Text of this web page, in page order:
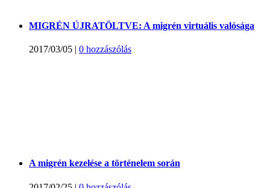
MIGRÉN ÚJRATÖLTVE: A migrén virtuális valósága
2017/03/05 | 0 hozzászólás
A migrén kezelése a történelem során